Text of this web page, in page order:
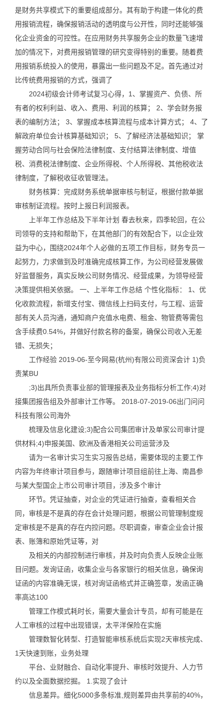
是财务共享模式下的重要组成部分。其有助于构建一体化的费
用报销流程，确保报销活动的透明度与公开性，同时还能够强
化企业资金的可控性。在应用财务共享服务企业的数量飞速增
加的情况下，对费用报销管理的研究变得特别的重要。随着费
用报销系统投入的使用，暴露出一些问题及不足。首先通过对
比传统费用报销的方式，强调了
2024初级会计师考试复习心得，1、掌握资产、负债、所
有者的权利利益、收入、费用、利润的核算； 2、学会财务报
表的编制方法； 3、掌握成本核算流程与成本计算方式； 4、了
解政府单位会计核算基础知识； 5、了解经济法基础知识； 掌
握劳动合同与社会保险法律制度、支付结算法律制度、增值
税、消费税法律制度、企业所得税、个人所得税、其他税收法
律制度，了解税收征收管理法。
财务核算：完成财务系统单据审核与制证，根据付款单据
审核制证流程。按时上报日利润报表。
上半年工作总结及下半年计划 春去秋来，四季轮回，在公
司领导的支持和帮助下，在其他部门的有效配合下，以企业效
益为中心，围绕2024年个人必做的五项工作目标，财务专员一
起努力，力求做到及时准确完成核算工作，为公司经营发展做
好监督服务，真实反映公司财务情况、经营成果，为领导经营
决策提供相关依据。 一、上半年工作总结 个性化指标： 1、优
化收款流程，新增支付宝、微信线上扫码支付，与工程、运营
部有关人员沟通，通知商户充值水电费、租金、物管费等需包
含手续费0.54%，并做好付款名称的备案，确保公司收入无差
错、无损失；
工作经验 2019-06-至今网易(杭州)有限公司资深会计 1)负
责某BU
;3)出具所负责事业部的管理报表及业务指标分析工作;4)对
接集团报告组及外部审计工作等。 2018-07-2019-06出门问问
科技有限公司海外
梳理及信息化建设;3)配合公司集团审计及单家公司审计提
供材料;4)申报美国、欧洲及香港相关公司运营涉及
请为一名审计实习生实习报告总结，需要体现的主要工作
内容为年终审计项目参与，跟随审计项目组前往上海、南昌参
与某大型国企上市公司审计项目，涉及多个审计
环节。凭证抽查，对企业的凭证进行抽查，查看相关合
同，审核是不是真的存在会计处理问题，根据公司管理制度规
定审核是不是真的存在内控问题。尽职调查，审查企业会计报
表、账簿和原始凭证等，对
及相关的内部控制进行审核，并及时向负责人反映企业账
目问题。发询证函，收集企业与各家银行的相关信息，确保询
证函的内容准确无误，核对询证函格式并正确签章，发函正确
率高达100
管理工作模式耗时长，需要大量会计专员，却有可能是在
人工审核的过程中出现错误，太平洋保险在实施
管理数智化转型、打造智能审核系统后实现2天审核完成、
1天快速到账，业务处理
平台、业财融合、自动化率提升、审核时效提升、人力节
约以及全面数据挖掘。 1.实现了会计
信息差异。细化5000多条标准,规则差异由共享前的40%，